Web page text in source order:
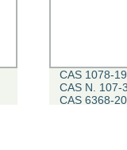
CAS 1078-
CAS N. 107-
CAS 6368-